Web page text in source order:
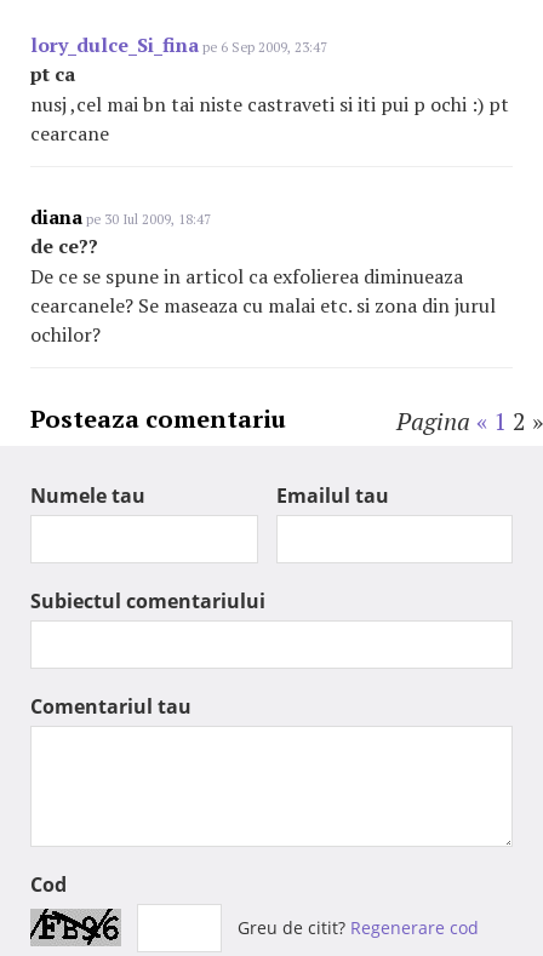
lory_dulce_Si_fina pe 6 Sep 2009, 23:47
pt ca
nusj ,cel mai bn tai niste castraveti si iti pui p ochi :) pt
cearcane
diana pe 30 Iul 2009, 18:47
de ce??
De ce se spune in articol ca exfolierea diminueaza
cearcanele? Se maseaza cu malai etc. si zona din jurul
ochilor?
Pagina « 1 2 »
Posteaza comentariu
Numele tau Emailul tau
Subiectul comentariului
Comentariul tau
Cod
Greu de citit? Regenerare cod